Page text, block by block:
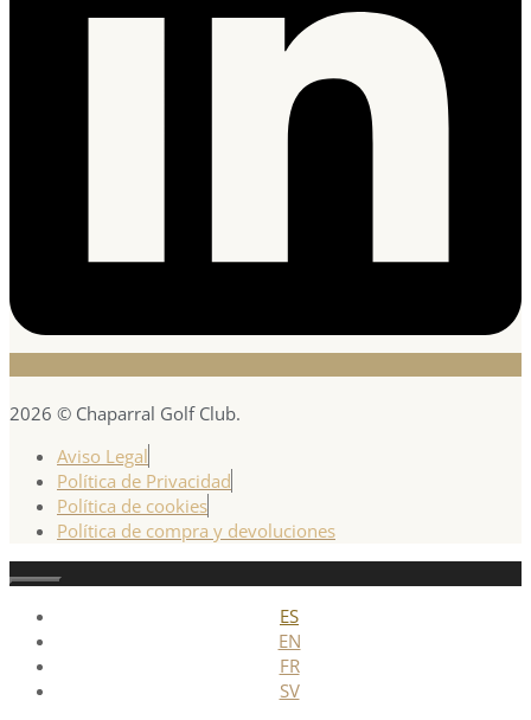
2026 © Chaparral Golf Club.
Aviso Legal
Política de Privacidad
Política de cookies
Política de compra y devoluciones
Cerrar
ES
EN
FR
SV